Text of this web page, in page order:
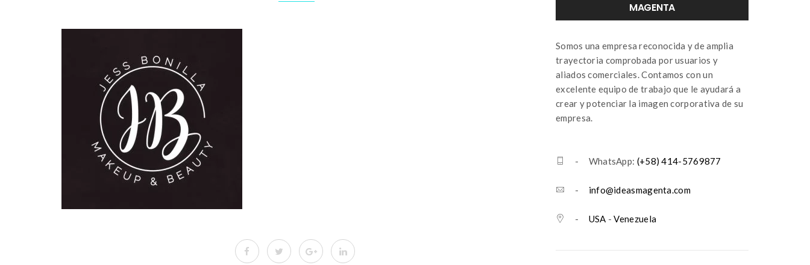
MAGENTA
Somos una empresa reconocida y de amplia
trayectoria comprobada por usuarios y
aliados comerciales. Contamos con un
excelente equipo de trabajo que le ayudará a
crear y potenciar la imagen corporativa de su
empresa.
- WhatsApp: (+58) 414-5769877
- info@ideasmagenta.com
- USA -Venezuela